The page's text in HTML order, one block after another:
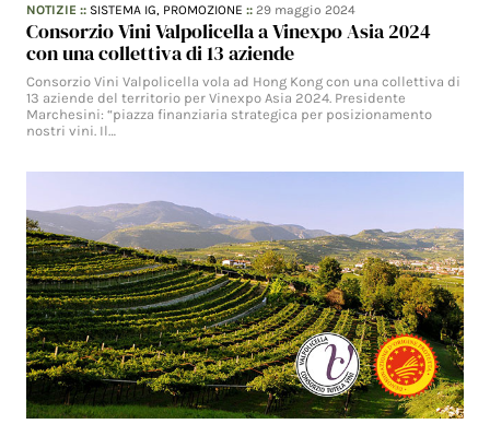
NOTIZIE :: SISTEMA IG, PROMOZIONE ::29 maggio 2024
Consorzio Vini Valpolicella a Vinexpo Asia 2024
con una collettiva di 13 aziende
Consorzio Vini Valpolicella vola ad Hong Kong con una collettiva di
13 aziende del territorio per Vinexpo Asia 2024. Presidente
Marchesini: “piazza finanziaria strategica per posizionamento
nostri vini. Il…